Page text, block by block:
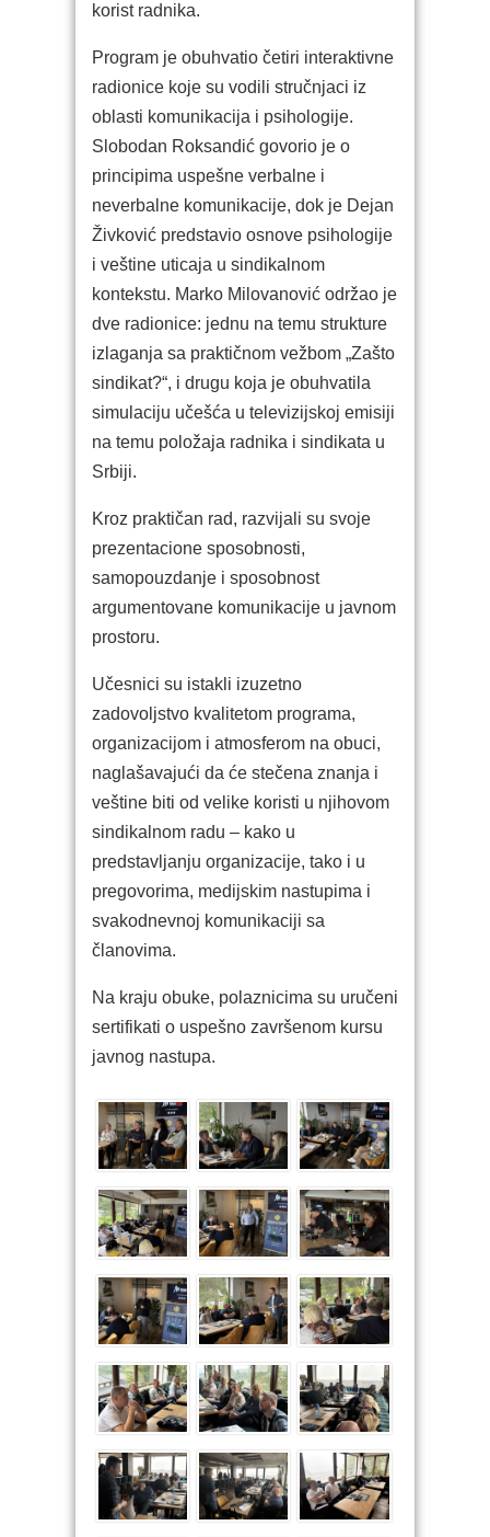
korist radnika.
Program je obuhvatio četiri interaktivne
radionice koje su vodili stručnjaci iz
oblasti komunikacija i psihologije.
Slobodan Roksandić govorio je o
principima uspešne verbalne i
neverbalne komunikacije, dok je Dejan
Živković predstavio osnove psihologije
i veštine uticaja u sindikalnom
kontekstu. Marko Milovanović održao je
dve radionice: jednu na temu strukture
izlaganja sa praktičnom vežbom „Zašto
sindikat?“, i drugu koja je obuhvatila
simulaciju učešća u televizijskoj emisiji
na temu položaja radnika i sindikata u
Srbiji.
Kroz praktičan rad, razvijali su svoje
prezentacione sposobnosti,
samopouzdanje i sposobnost
argumentovane komunikacije u javnom
prostoru.
Učesnici su istakli izuzetno
zadovoljstvo kvalitetom programa,
organizacijom i atmosferom na obuci,
naglašavajući da će stečena znanja i
veštine biti od velike koristi u njihovom
sindikalnom radu – kako u
predstavljanju organizacije, tako i u
pregovorima, medijskim nastupima i
svakodnevnoj komunikaciji sa
članovima.
Na kraju obuke, polaznicima su uručeni
sertifikati o uspešno završenom kursu
javnog nastupa.